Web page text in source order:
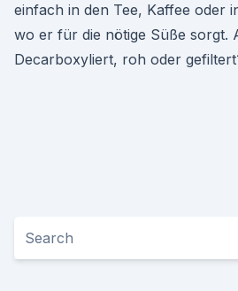
einfach in den Tee, Kaffee oder
wo er für die nötige Süße sorgt.
Decarboxyliert, roh oder